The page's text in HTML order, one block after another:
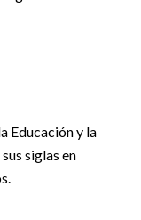
Educación y la
siglas en